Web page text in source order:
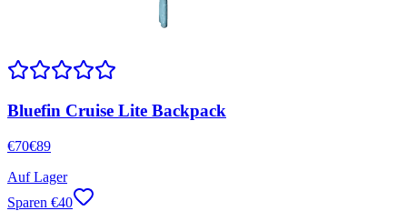
Bluefin Cruise Lite Backpack
€70€89
Auf Lager
Sparen €40